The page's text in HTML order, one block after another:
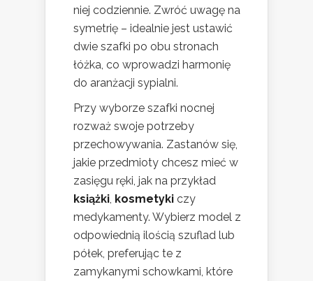
niej codziennie. Zwróć uwagę na
symetrię – idealnie jest ustawić
dwie szafki po obu stronach
łóżka, co wprowadzi harmonię
do aranżacji sypialni.
Przy wyborze szafki nocnej
rozważ swoje potrzeby
przechowywania. Zastanów się,
jakie przedmioty chcesz mieć w
zasięgu ręki, jak na przykład
książki, kosmetyki czy
medykamenty. Wybierz model z
odpowiednią ilością szuflad lub
półek, preferując te z
zamykanymi schowkami, które